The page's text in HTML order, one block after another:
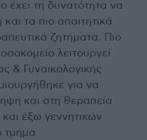
έχει τη δυνατότητα να
τα πιο απαιτητικά
ζητήματα. Πιο
λειτουργεί
& Γυναικολογικής
για να
και στη θεραπεία
έξω γεννητικών
τμήμα